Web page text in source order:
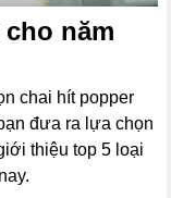
năm
chai hít popper
đưa ra lựa chọn
thiệu top 5 loại